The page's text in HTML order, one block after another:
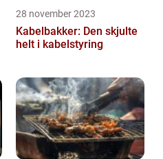
28 november 2023
Kabelbakker: Den skjulte
helt i kabelstyring